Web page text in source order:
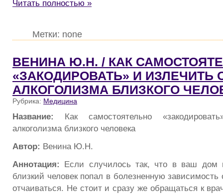
Читать полностью »
Метки: none
ВЕНИНА Ю.Н. / КАК
«ЗАКОДИРОВАТЬ» И ИЗЛЕЧИТЬ
АЛКОГОЛИЗМА БЛИЗКОГО
Рубрика: Медицина
Название: Как самостоятельно
алкоголизма близкого человека
Автор: Венина Ю.Н.
Аннотация: Если случилось так, что в ваш
близкий человек попал в болезненную зависимость
отчаиваться. Не стоит и сразу же обращаться к